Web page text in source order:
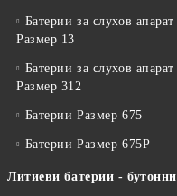
Батерии за слухов апарат
Размер 13
Батерии за слухов апарат
Размер 312
Батерии Размер 675
Батерии Размер 675P
Литиеви батерии - бутонни